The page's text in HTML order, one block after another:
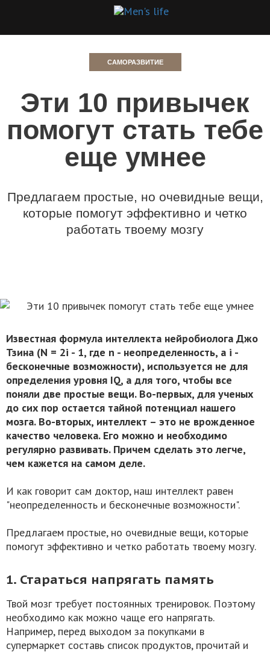
САМОРАЗВИТИЕ
Эти 10 привычек
помогут стать тебе
еще умнее
Предлагаем простые, но очевидные вещи,
которые помогут эффективно и четко
работать твоему мозгу
Известная формула интеллекта нейробиолога Джо
Тзина (N = 2i - 1, где n - неопределенность, а i -
бесконечные возможности), используется не для
определения уровня IQ, а для того, чтобы все
поняли две простые вещи. Во-первых, для ученых
до сих пор остается тайной потенциал нашего
мозга. Во-вторых, интеллект – это не врожденное
качество человека. Его можно и необходимо
регулярно развивать. Причем сделать это легче,
чем кажется на самом деле.
И как говорит сам доктор, наш интеллект равен
"неопределенность и бесконечные возможности".
Предлагаем простые, но очевидные вещи, которые
помогут эффективно и четко работать твоему мозгу.
1. Стараться напрягать память
Твой мозг требует постоянных тренировок. Поэтому
необходимо как можно чаще его напрягать.
Например, перед выходом за покупками в
супермаркет составь список продуктов, прочитай и